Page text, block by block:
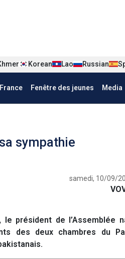
Korean Lao Russian
Fenêtre des jeunes Media
sympathie
samedi, 10/09/
président de l’Assemblée
des deux chambres du